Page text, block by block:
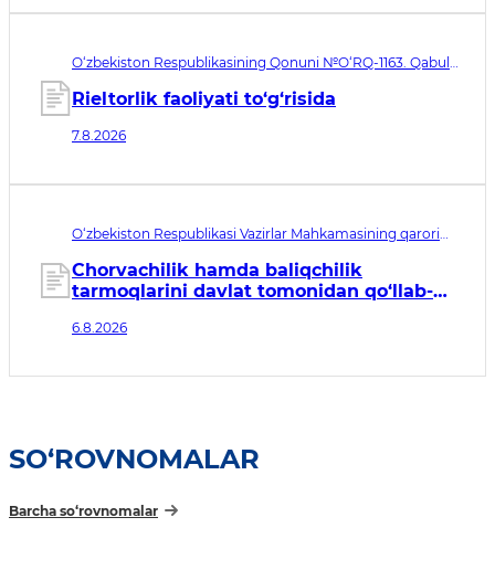
O‘zbekiston Respublikasining Qonuni №O‘RQ-1163. Qabul
Rieltorlik faoliyati to‘g‘risida
7.8.2026
O‘zbekiston Respublikasi Vazirlar Mahkamasining qarori
sanasi 07.08.2026
Chorvachilik hamda baliqchilik
tarmoqlarini davlat tomonidan qo‘llab-
tadbirlari to‘g‘risida
6.8.2026
SO‘ROVNOMALAR
Barcha so‘rovnomalar